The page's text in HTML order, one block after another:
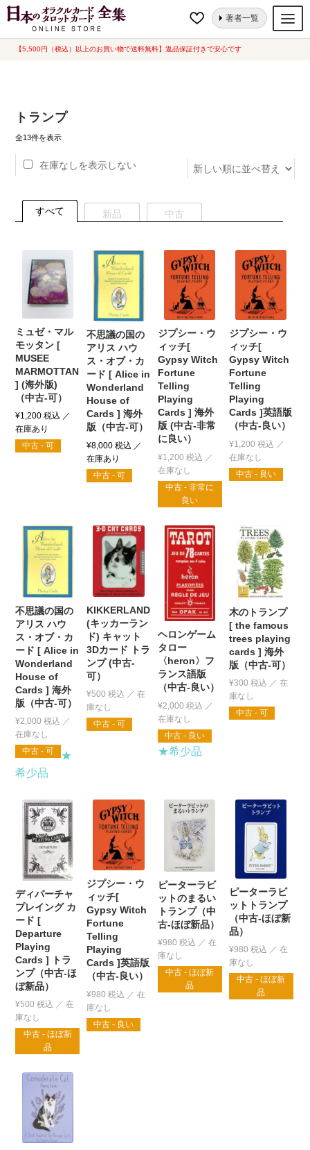
【5,500円（税込）以上のお買い物で送料無料】返品保証付きで安心です
ナ
コ
著者一覧
オラクルカード
ルノルマンカード
トランプ
セット
希少品
書籍
カード関連グッズ
ホーム “トランプ”にタグ付けされた商品
トランプ
全13件を表示新
い
順
在庫なしを表示しない
すべて 新品 中古
ミュゼ・マル
モッタン [
MUSEE
MARMOTTAN
] (海外版)
（中古-可）
¥1,200 税込
中古 - 可
不思議の国の
アリス ハウ
ス・オブ・カ
ード [ Alice in
Wonderland
House of
Cards ] 海外
版（中古-可）
¥8,000 税込
中古 - 可
ジプシー・ウ
ィッチ[
Gypsy Witch
Fortune
Telling
Playing
Cards ] 海外
版 (中古-非常
に良い）
¥1,200 税込
中古 - 非常に
良い
ジプシー・ウ
ィッチ[
Gypsy Witch
Fortune
Telling
Playing
Cards ]英語版
（中古-良い）
¥1,200 税込
中古 - 良い
不思議の国の
アリス ハウ
ス・オブ・カ
ード [ Alice in
Wonderland
House of
Cards ] 海外
版（中古-可）
¥2,000 税込
中古 - 可
★
希少品
KIKKERLAND
(キッカーラン
ド) キャット
3Dカード トラ
ンプ (中古-
可）
¥500 税込
中古 - 可
ヘロンゲーム
タロー
〈heron〉フ
ランス語版
（中古-良い）
¥2,000 税込
中古 - 良い
★希少品
木のトランプ
[ the famous
trees playing
cards ] 海外
版（中古-可）
¥300 税込
中古 - 可
ディパーチャ
プレイング カ
ード [
Departure
Playing
Cards ] トラ
ンプ（中古-ほ
ぼ新品）
¥500 税込
中古 - ほぼ新
品
ジプシー・ウ
ィッチ[
Gypsy Witch
Fortune
Telling
Playing
Cards ]英語版
（中古-良い）
¥980 税込
中古 - 良い
ピーターラビ
ットのまるい
トランプ（中
古-ほぼ新品）
¥980 税込
中古 - ほぼ新
品
ピーターラビ
ットトランプ
（中古-ほぼ新
品）
¥980 税込
中古 - ほぼ新
品